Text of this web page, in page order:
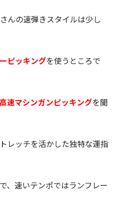
んの速弾きスタイルは少し
ピッキングを使うところで
高速マシンガンピッキングを聞
レッチを活かした独特な運指
、速いテンポではランフレー